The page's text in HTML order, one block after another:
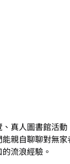
真人圖書館活
親自聊聊對無家
流浪經驗。